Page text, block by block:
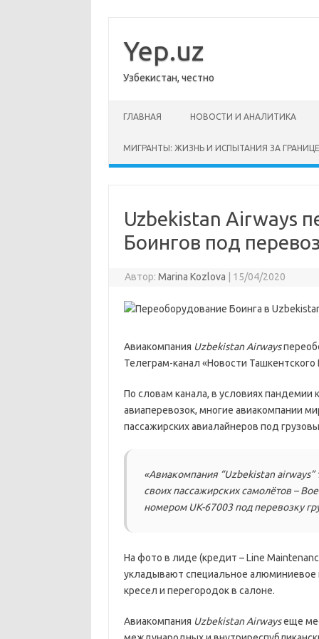
содержимому
Yep.uz
Узбекистан, честно
ГЛАВНАЯ НОВОСТИ И АНАЛИТИКА
МИГРАНТЫ: ЖИЗНЬ И ИСПЫТАНИЯ ЗА
Uzbekistan Airways
Боингов под
Автор: Marina Kozlova 15/04/2020
Авиакомпания Uzbekistan Airways
Телеграм-канал «Новости Ташкентского
По словам канала, в условиях пандемии
авиаперевозок, многие авиакомпании
пассажирских авиалайнеров под
«Авиакомпания “Uzbekistan
своих пассажирских самолётов –
номером UK-67003 под перевозку
На фото в лиде (кредит – Line
укладывают специальное алюминиевое
кресел и перегородок в салоне.
Авиакомпания Uzbekistan Airwaysеще